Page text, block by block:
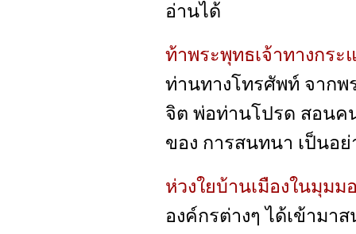
อ่านได้
ท้าพระพุทธเจ้าทางกระ
ท่านทางโทรศัพท์ จากพ
จิต พ่อท่านโปรด สอนค
ของ การสนทนา เป็นอ
ห่วงใยบ้านเมืองในมุมม
องค์กรต่างๆ ได้เข้ามา